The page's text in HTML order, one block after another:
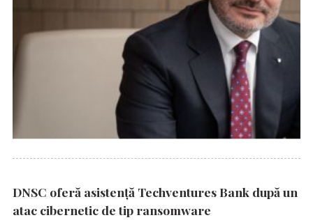
DNSC oferă asistență Techventures Bank după un
atac cibernetic de tip ransomware